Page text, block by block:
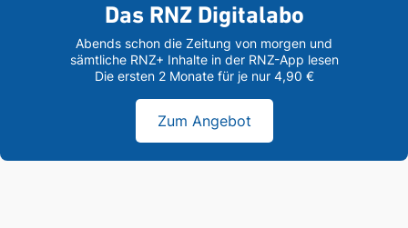
Das RNZ Digitalabo
Abends schon die Zeitung von morgen und
sämtliche RNZ+ Inhalte in der RNZ-App lesen
Die ersten 2 Monate für je nur 4,90 €
Zum Angebot